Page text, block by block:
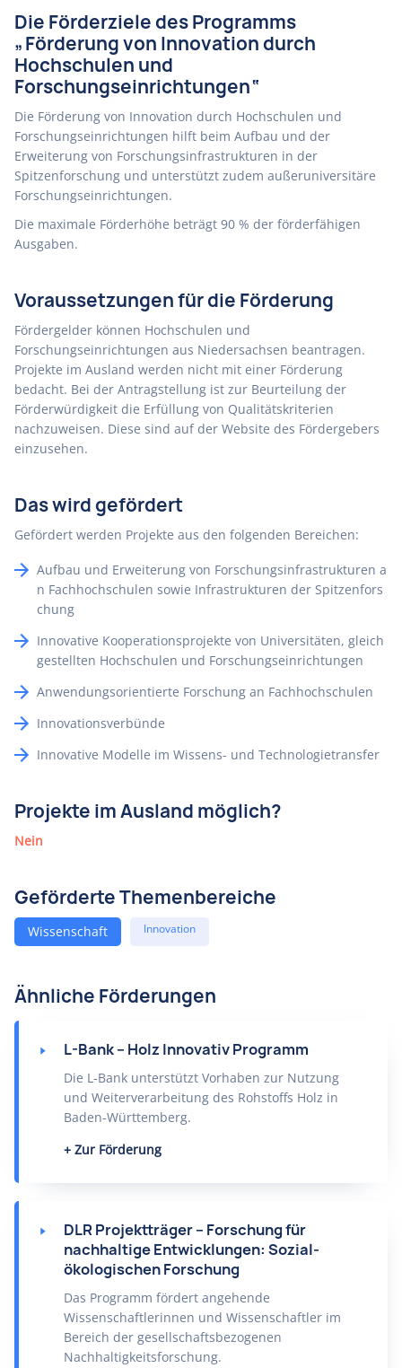
Die Förderziele des Programms
„Förderung von Innovation durch
Hochschulen und
Forschungseinrichtungen“
Die Förderung von Innovation durch Hochschulen und
Forschungseinrichtungen hilft beim Aufbau und der
Erweiterung von Forschungsinfrastrukturen in der
Spitzenforschung und unterstützt zudem außeruniversitäre
Forschungseinrichtungen.
Die maximale Förderhöhe beträgt 90 % der förderfähigen
Ausgaben.
Voraussetzungen für die Förderung
Fördergelder können Hochschulen und
Forschungseinrichtungen aus Niedersachsen beantragen.
Projekte im Ausland werden nicht mit einer Förderung
bedacht. Bei der Antragstellung ist zur Beurteilung der
Förderwürdigkeit die Erfüllung von Qualitätskriterien
nachzuweisen. Diese sind auf der Website des Fördergebers
einzusehen.
Das wird gefördert
Gefördert werden Projekte aus den folgenden Bereichen:
Aufbau und Erweiterung von Forschungsinfrastrukturen a
n Fachhochschulen sowie Infrastrukturen der Spitzenfors
chung
Innovative Kooperationsprojekte von Universitäten, gleich
gestellten Hochschulen und Forschungseinrichtungen
Anwendungsorientierte Forschung an Fachhochschulen
Innovationsverbünde
Innovative Modelle im Wissens- und Technologietransfer
Projekte im Ausland möglich?
Nein
Geförderte Themenbereiche
Wissenschaft Innovation
Ähnliche Förderungen
L-Bank – Holz Innovativ Programm
Die L-Bank unterstützt Vorhaben zur Nutzung
und Weiterverarbeitung des Rohstoffs Holz in
Baden-Württemberg.
Zur Förderung
DLR Projektträger – Forschung für
nachhaltige Entwicklungen: Sozial-
ökologischen Forschung
Das Programm fördert angehende
Wissenschaftlerinnen und Wissenschaftler im
Bereich der gesellschaftsbezogenen
Nachhaltigkeitsforschung.